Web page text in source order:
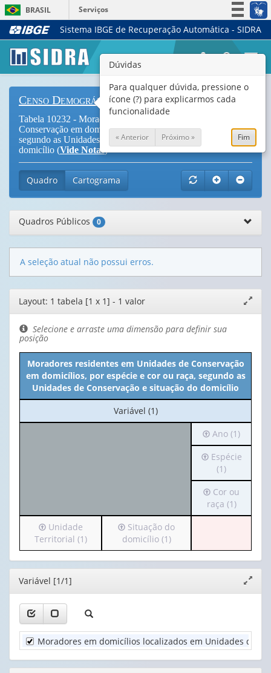
BRASIL
Serviços
Simplifique!
Legislação
Canais
Sistema IBGE de Recuperação Automática - SIDRA
Censo Demográfico
Tabela 10232 - Moradores residentes em Unidades de
Conservação em domicílios, por espécie e cor ou raça,
segundo as Unidades de Conservação e situação do
domicílio (Vide Notas
Quadro Cartograma
Quadros Públicos 0
A seleção atual não possui erros.
Editor
de
layout
janela
Layout: 1 tabela [1 x 1] - 1 valor
Selecione e arraste uma dimensão para definir sua
posição
Moradores residentes em Unidades de Conservação
em domicílios, por espécie e cor ou raça, segundo as
Unidades de Conservação e situação do domicílio
No
cabeçalho:
Variável (1)
Irá
para
o
cabeçalho
(possui
apenas
valor):
(1)
Ano (1)
Irá
para
o
cabeçalho
(possui
apenas
Espécie
(1)
Irá
para
o
apenas
1
(1)
Cor ou
raça (1)
Irá
para
o
cabeçalho
(possui
apenas
valor):
Unidade
Territorial
(1)
Unidade
Territorial (1)
Irá
para
o
cabeçalho
Situação
do
domicílio
Situação do
domicílio (1)
Editor
janela
Variável [1/1]
Moradores em domicílios localizados em Unidades de
Dúvidas
Para qualquer dúvida, pressione o
ícone (?) para explicarmos cada
funcionalidade
« Anterior Próximo » Fim